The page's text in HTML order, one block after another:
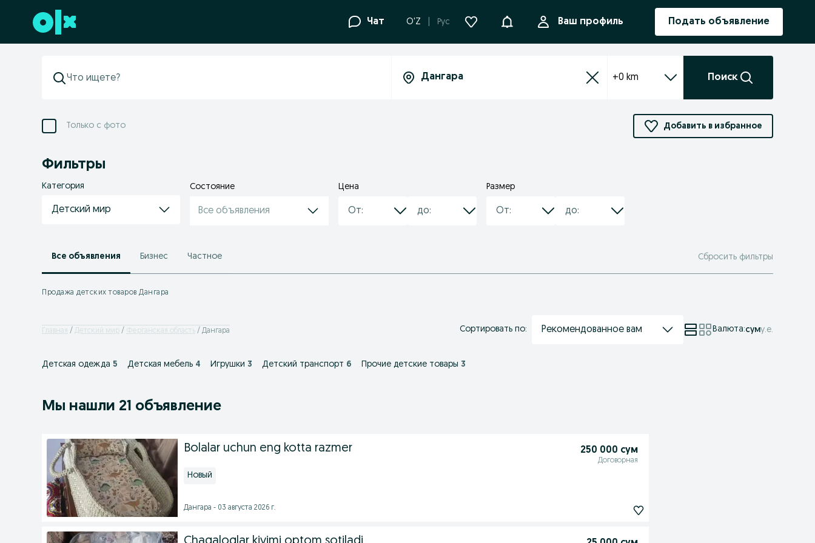
Перейти к нижнему колонтитулу Чат O'Z Рус УведомленияВаш профиль Подать объявление
+0 km Поиск
Только с фото Добавить в избранное
Фильтры
Категория
Детский мир
Состояние
Все объявления
Цена Размер
Все объявления Бизнес Частное Сбросить фильтры
Продажа детских товаров Дангара
Главная Детский мир Ферганская область Дангара Сортировать по: Рекомендованное вам Валюта:суму.е.
Детская одежда 5 Детская мебель 4 Игрушки 3 Детский транспорт 6 Прочие детские товары 3
Мы нашли 21 объявление
Bolalar uchun eng kotta razmer 250 000 сум
Договорная
Новый
Дангара - 03 августа 2026 г.